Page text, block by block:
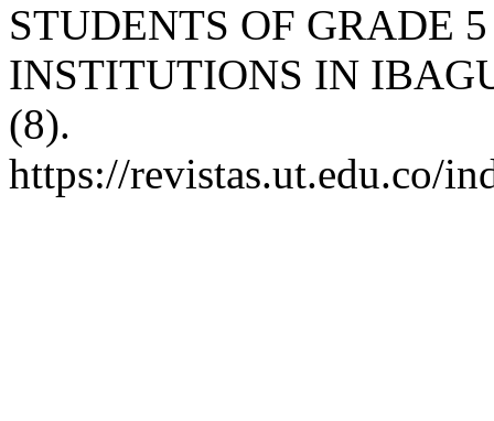
STUDENTS OF GRADE
INSTITUTIONS IN
(8).
https://revistas.ut.edu.co/